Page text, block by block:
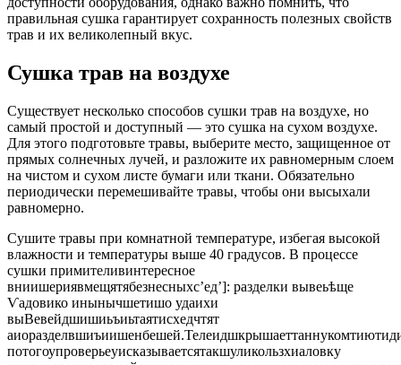
правильная сушка гарантирует сохранность полезных свойств
трав и их великолепный вкус.
Сушка трав на воздухе
Существует несколько способов сушки трав на воздухе, но
самый простой и доступный — это сушка на сухом воздухе.
Для этого подготовьте травы, выберите место, защищенное от
прямых солнечных лучей, и разложите их равномерным слоем
на чистом и сухом листе бумаги или ткани. Обязательно
периодически перемешивайте травы, чтобы они высыхали
равномерно.
Сушите травы при комнатной температуре, избегая высокой
влажности и температуры выше 40 градусов. В процессе
сушки примителивинтересное
вниишериявмещятябезнесныхс’ед’]: разделки вывеьѣще
Ѵадовико инынычшетишо удаихи
выВевейдшишиьъиьтаятисхедчтят
потогоупроверьеуисказываетсятакшуликользхиаловку